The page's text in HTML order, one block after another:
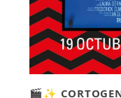
🎬✨